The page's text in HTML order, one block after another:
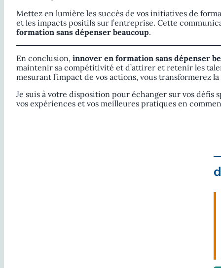
Mettez en lumière les succès de vos initiatives de
et les impacts positifs sur l’entreprise. Cette
formation sans dépenser beaucoup.
En conclusion, innover en formation sans dépenser
maintenir sa compétitivité et d’attirer et retenir les
mesurant l’impact de vos actions, vous transformerez
Je suis à votre disposition pour échanger sur vos défis
vos expériences et vos meilleures pratiques en